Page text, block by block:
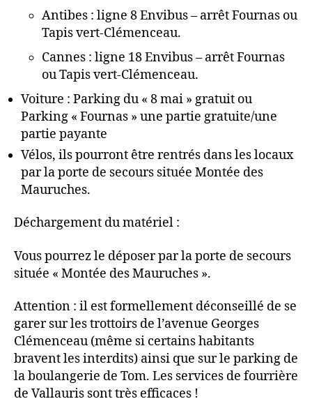
Antibes : ligne 8 Envibus – arrêt Fournas ou
Tapis vert-Clémenceau.
Cannes : ligne 18 Envibus – arrêt Fournas
ou Tapis vert-Clémenceau.
Voiture : Parking du « 8 mai » gratuit ou
Parking « Fournas » une partie gratuite/une
partie payante
Vélos, ils pourront être rentrés dans les locaux
par la porte de secours située Montée des
Mauruches.
Déchargement du matériel :
Vous pourrez le déposer par la porte de secours
située « Montée des Mauruches ».
Attention : il est formellement déconseillé de se
garer sur les trottoirs de l’avenue Georges
Clémenceau (même si certains habitants
bravent les interdits) ainsi que sur le parking de
la boulangerie de Tom. Les services de fourrière
de Vallauris sont très efficaces !